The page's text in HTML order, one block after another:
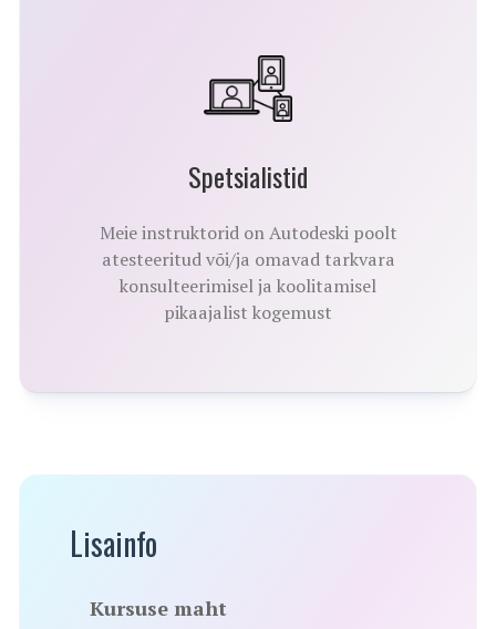
Spetsialistid
Meie instruktorid on Autodeski poolt
atesteeritud või/ja omavad tarkvara
konsulteerimisel ja koolitamisel
pikaajalist kogemust
Lisainfo
Kursuse maht